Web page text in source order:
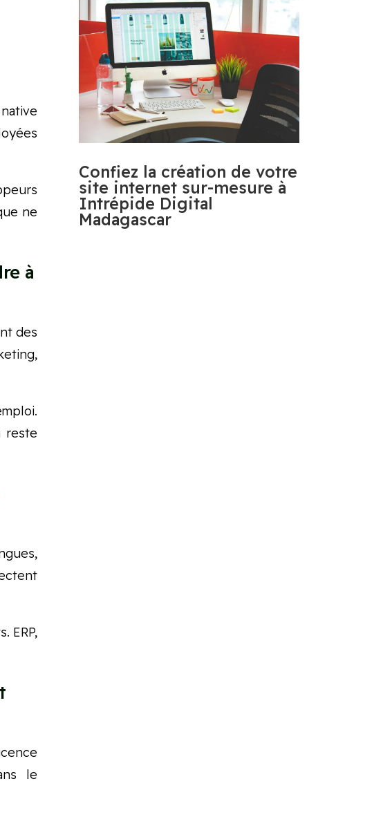
ne
à
des
reste
ERP,
le
Confiez la création de votre
site internet sur-mesure à
Intrépide Digital
Madagascar